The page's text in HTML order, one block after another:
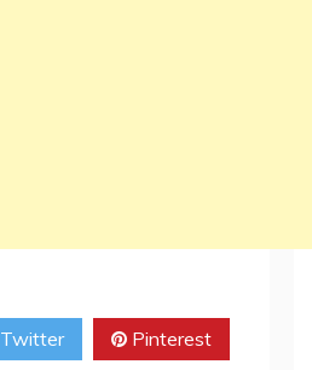
Twitter Pinterest